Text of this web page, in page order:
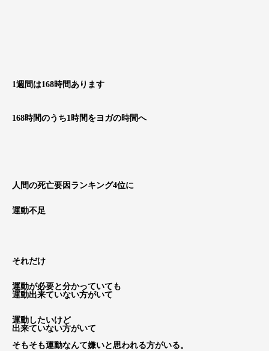
1週間は168時間あります
168時間のうち1時間をヨガの時間へ
人間の死亡要因ランキング4位に
運動不足
それだけ
運動が必要と分かっていても
運動出来ていない方がいて
運動したいけど
出来ていない方がいて
そもそも運動なんて嫌いと思われる方がいる。